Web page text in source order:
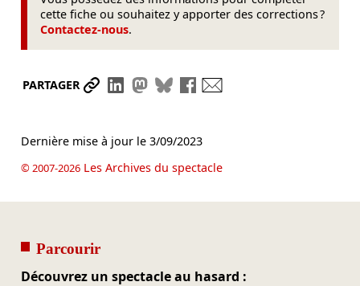
cette fiche ou souhaitez y apporter des corrections ?
Contactez-nous.
PARTAGER Partager le lien
Partager sur LinkedIn
Partager sur Mastodon
Partager sur Bluesky
Partager sur Facebook
Dernière mise à jour le 3/09/2023
© 2007-2026Les Archives du spectacle
Parcourir
Découvrez un spectacle au hasard :